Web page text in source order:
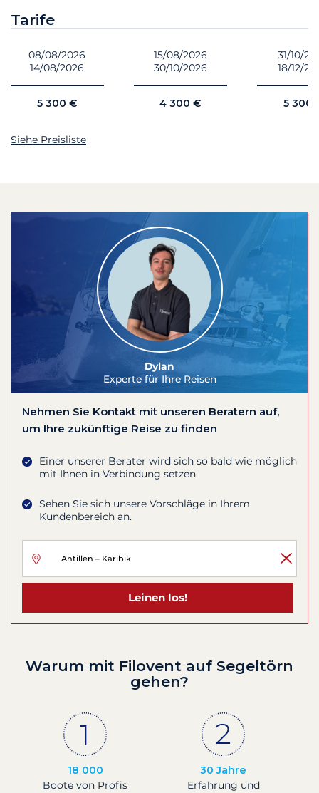
Tarife
08/08/2026
14/08/2026
5 300 €
15/08/2026
30/10/2026
4 300 €
31/10/
18/12/
5 300
Siehe Preisliste
Dylan
Experte für Ihre Reisen
Nehmen Sie Kontakt mit unseren Beratern auf,
um Ihre zukünftige Reise zu finden
Einer unserer Berater wird sich so bald wie möglich
mit Ihnen in Verbindung setzen.
Sehen Sie sich unsere Vorschläge in Ihrem
Kundenbereich an.
Leinen los!
Warum mit Filovent auf Segeltörn
gehen?
18 000
Boote von Profis
30 Jahre
Erfahrung und